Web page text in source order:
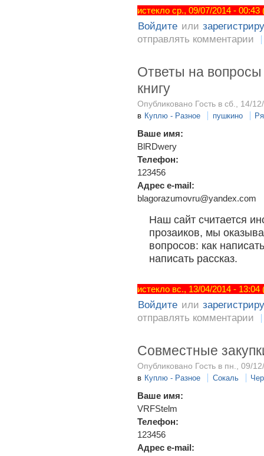
истекло ср., 09/07/2014 -
Войдите или
отправлять комментарии
Ответы на вопросы
книгу
Опубликовано Гость в сб., 14/
в Куплю - Разное пушкино
Ваше имя:
BlRDwery
Телефон:
123456
Адрес e-mail:
blagorazumovru@yandex.com
Наш сайт считается
прозаиков, мы
вопросов: как
написать рассказ.
истекло вс., 13/04/2014 -
Войдите или
отправлять комментарии
Совместные
Опубликовано Гость в пн., 09/
в Куплю - Разное Сокаль
Ваше имя:
VRFStelm
Телефон:
123456
Адрес e-mail: